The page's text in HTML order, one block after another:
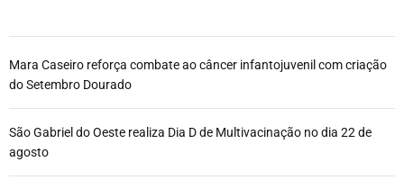
Mara Caseiro reforça combate ao câncer infantojuvenil com criação
do Setembro Dourado
São Gabriel do Oeste realiza Dia D de Multivacinação no dia 22 de
agosto